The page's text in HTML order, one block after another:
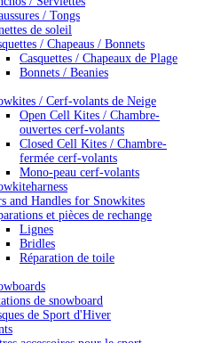
/ Tongs
de soleil
/ Chapeaus / Bonnets
Casquettes / Chapeaux de Plage
Bonnets / Beanies
/ Cerf-volants de Neige
Open Cell Kites / Chambre-
ouvertes cerf-volants
Closed Cell Kites / Chambre-
fermée cerf-volants
Mono-peau cerf-volants
and Handles for Snowkites
et pièces de rechange
Lignes
Bridles
Réparation de toile
de snowboard
de Sport d'Hiver